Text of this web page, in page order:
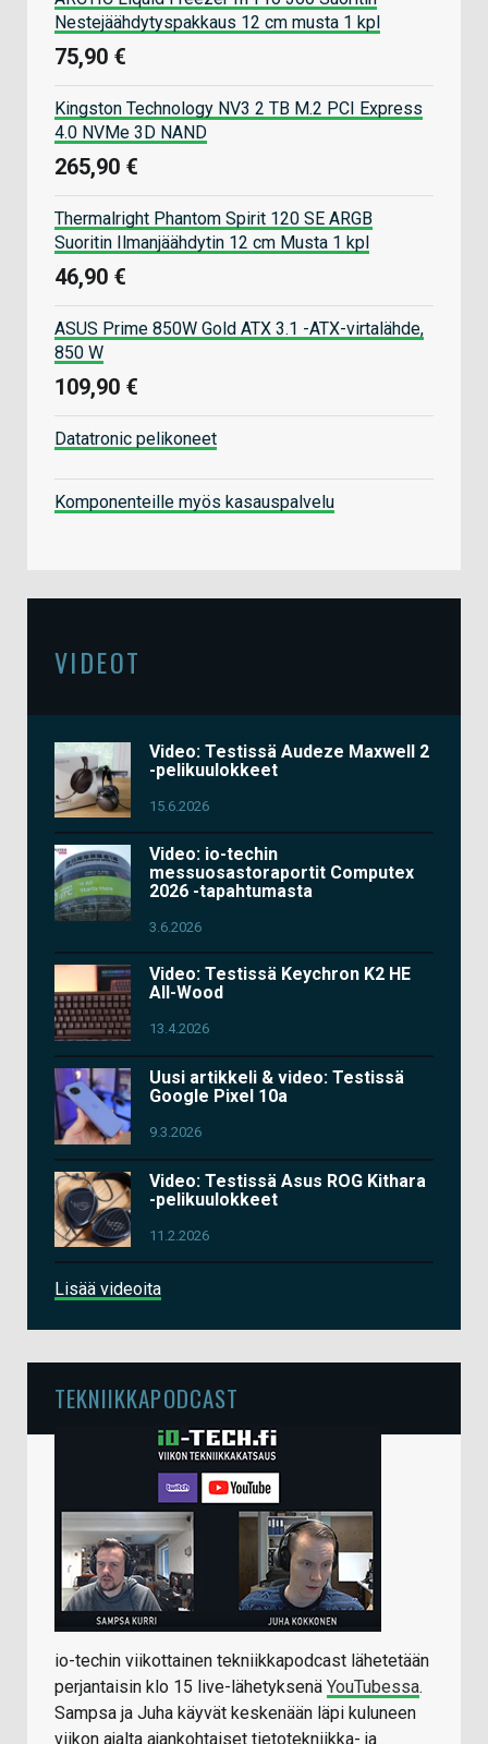
Nestejäähdytyspakkaus 12 cm musta 1 kpl
75,90 €
Kingston Technology NV3 2 TB M.2 PCI Express
4.0 NVMe 3D NAND
265,90 €
Thermalright Phantom Spirit 120 SE ARGB
Suoritin Ilmanjäähdytin 12 cm Musta 1 kpl
46,90 €
ASUS Prime 850W Gold ATX 3.1 -ATX-virtalähde,
850 W
109,90 €
Datatronic pelikoneet
Komponenteille myös kasauspalvelu
VIDEOT
Video: Testissä Audeze Maxwell 2
-pelikuulokkeet
15.6.2026
Video: io-techin
messuosastoraportit Computex
2026 -tapahtumasta
3.6.2026
Video: Testissä Keychron K2 HE
All-Wood
13.4.2026
Uusi artikkeli & video: Testissä
Google Pixel 10a
9.3.2026
Video: Testissä Asus ROG Kithara
-pelikuulokkeet
11.2.2026
Lisää videoita
TEKNIIKKAPODCAST
io-techin viikottainen tekniikkapodcast lähetetään
perjantaisin klo 15 live-lähetyksenä YouTubessa.
Sampsa ja Juha käyvät keskenään läpi kuluneen
viikon ajalta ajankohtaiset tietotekniikka- ja